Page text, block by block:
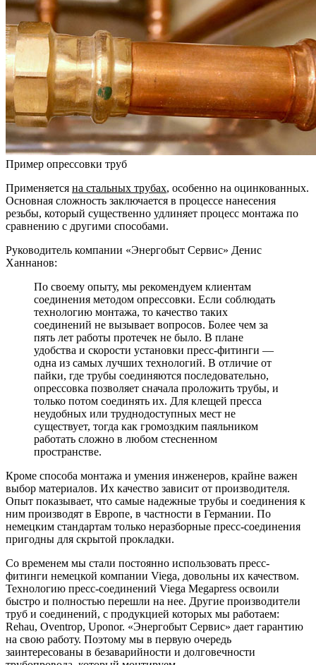
Пример опрессовки труб
Применяется на стальных трубах, особенно на оцинкованных.
Основная сложность заключается в процессе нанесения
резьбы, который существенно удлиняет процесс монтажа по
сравнению с другими способами.
Руководитель компании «Энергобыт Сервис» Денис
Ханнанов:
По своему опыту, мы рекомендуем клиентам
соединения методом опрессовки. Если соблюдать
технологию монтажа, то качество таких
соединений не вызывает вопросов. Более чем за
пять лет работы протечек не было. В плане
удобства и скорости установки пресс-фитинги —
одна из самых лучших технологий. В отличие от
пайки, где трубы соединяются последовательно,
опрессовка позволяет сначала проложить трубы, и
только потом соединять их. Для клещей пресса
неудобных или труднодоступных мест не
существует, тогда как громоздким паяльником
работать сложно в любом стесненном
пространстве.
Кроме способа монтажа и умения инженеров, крайне важен
выбор материалов. Их качество зависит от производителя.
Опыт показывает, что самые надежные трубы и соединения к
ним производят в Европе, в частности в Германии. По
немецким стандартам только неразборные пресс-соединения
пригодны для скрытой прокладки.
Со временем мы стали постоянно использовать пресс-
фитинги немецкой компании Viega, довольны их качеством.
Технологию пресс-соединений Viega Megapress освоили
быстро и полностью перешли на нее. Другие производители
труб и соединений, с продукцией которых мы работаем:
Rehau, Oventrop, Uponor. «Энергобыт Сервис» дает гарантию
на свою работу. Поэтому мы в первую очередь
заинтересованы в безаварийности и долговечности